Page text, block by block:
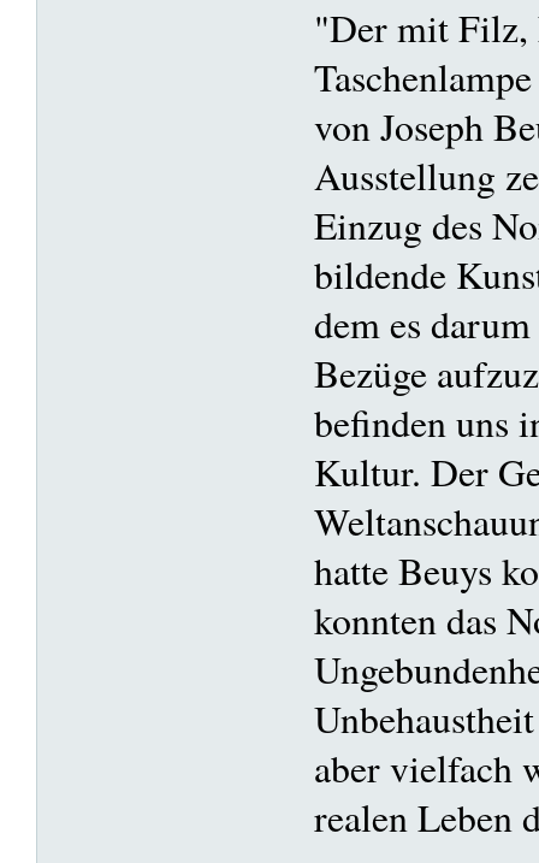
"Der mit Filz,
von Joseph
Ausstellung
Einzug des
bildende
dem es
Bezüge
befinden uns
Kultur. Der
hatte Beuys
konnten das
aber vielfach
realen Leben